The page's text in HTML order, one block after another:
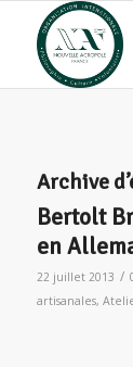
Archive
Bertolt
en
22 juillet 2013 /
artisanales,